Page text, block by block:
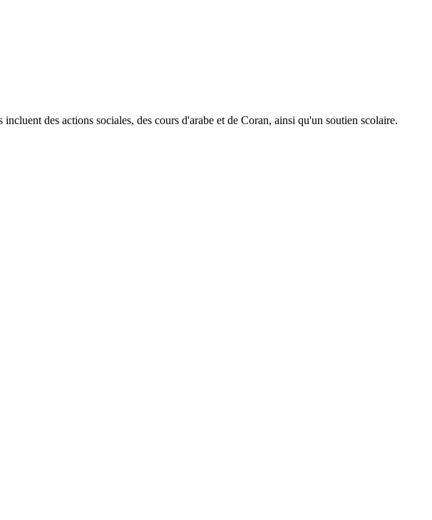
des actions sociales, des cours d'arabe et de Coran, ainsi qu'un soutien scolaire.